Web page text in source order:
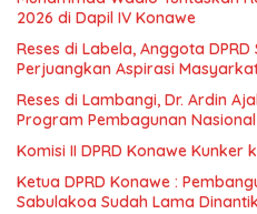
2026 di Dapil IV Konawe
Reses di Labela, Anggota
Perjuangkan Aspirasi
Reses di Lambangi, Dr. Ardin
Program Pembagunan Nasional
Komisi II DPRD Konawe Kunker
Ketua DPRD Konawe :
Sabulakoa Sudah Lama